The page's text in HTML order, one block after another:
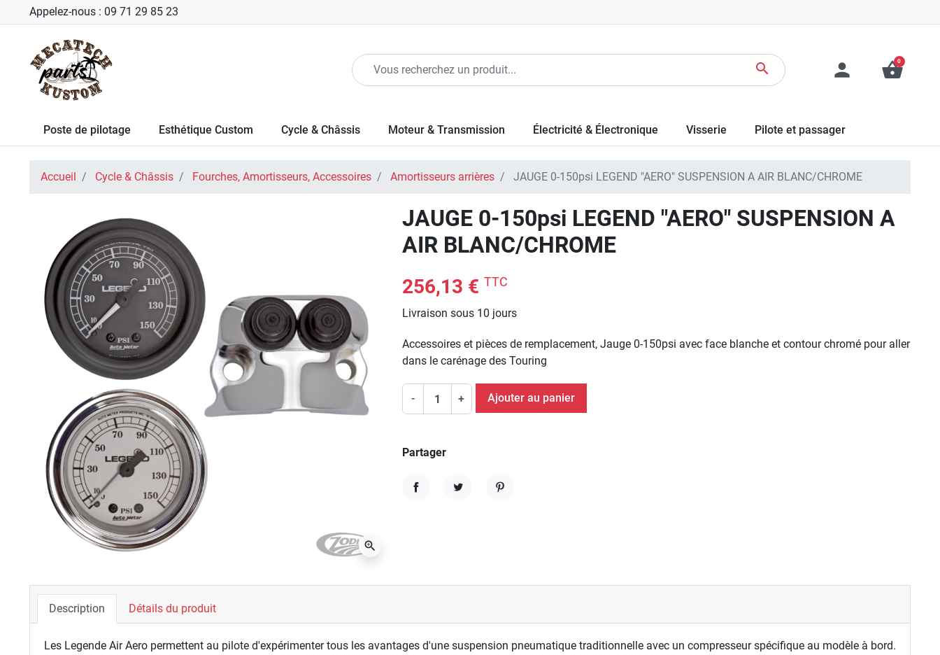
Appelez-nous : 09 71 29 85 23
search person shopping_basket
0
Poste de pilotage Esthétique Custom Cycle & Châssis Moteur & Transmission Électricité & Électronique Visserie Pilote et passager
Accueil Cycle & Châssis Fourches, Amortisseurs, Accessoires Amortisseurs arrières JAUGE 0-150psi LEGEND "AERO" SUSPENSION A AIR BLANC/CHROME
zoom_in
JAUGE 0-150psi LEGEND "AERO" SUSPENSION A
AIR BLANC/CHROME
256,13 €TTC
Livraison sous 10 jours
Accessoires et pièces de remplacement, Jauge 0-150psi avec face blanche et contour chromé pour aller
dans le carénage des Touring
- + Ajouter au panier
Partager
Description Détails du produit
Les Legende Air Aero permettent au pilote d'expérimenter tous les avantages d'une suspension pneumatique traditionnelle avec un compresseur spécifique au modèle à bord.